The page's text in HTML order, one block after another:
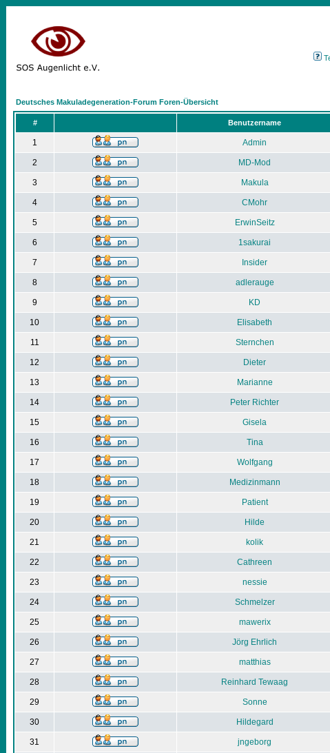
Deutsches Makuladegeneration-Forum Foren-Übersicht
# Benutzername
1 Admin
2 MD-Mod
3 Makula
4 CMohr
5 ErwinSeitz
6 1sakurai
7 Insider
8 adlerauge
9 KD
10 Elisabeth
11 Sternchen
12 Dieter
13 Marianne
14 Peter Richter
15 Gisela
16 Tina
17 Wolfgang
18 Medizinmann
19 Patient
20 Hilde
21 kolik
22 Cathreen
23 nessie
24 Schmelzer
25 mawerix
26 Jörg Ehrlich
27 matthias
28 Reinhard Tewaag
29 Sonne
30 Hildegard
31 jngeborg